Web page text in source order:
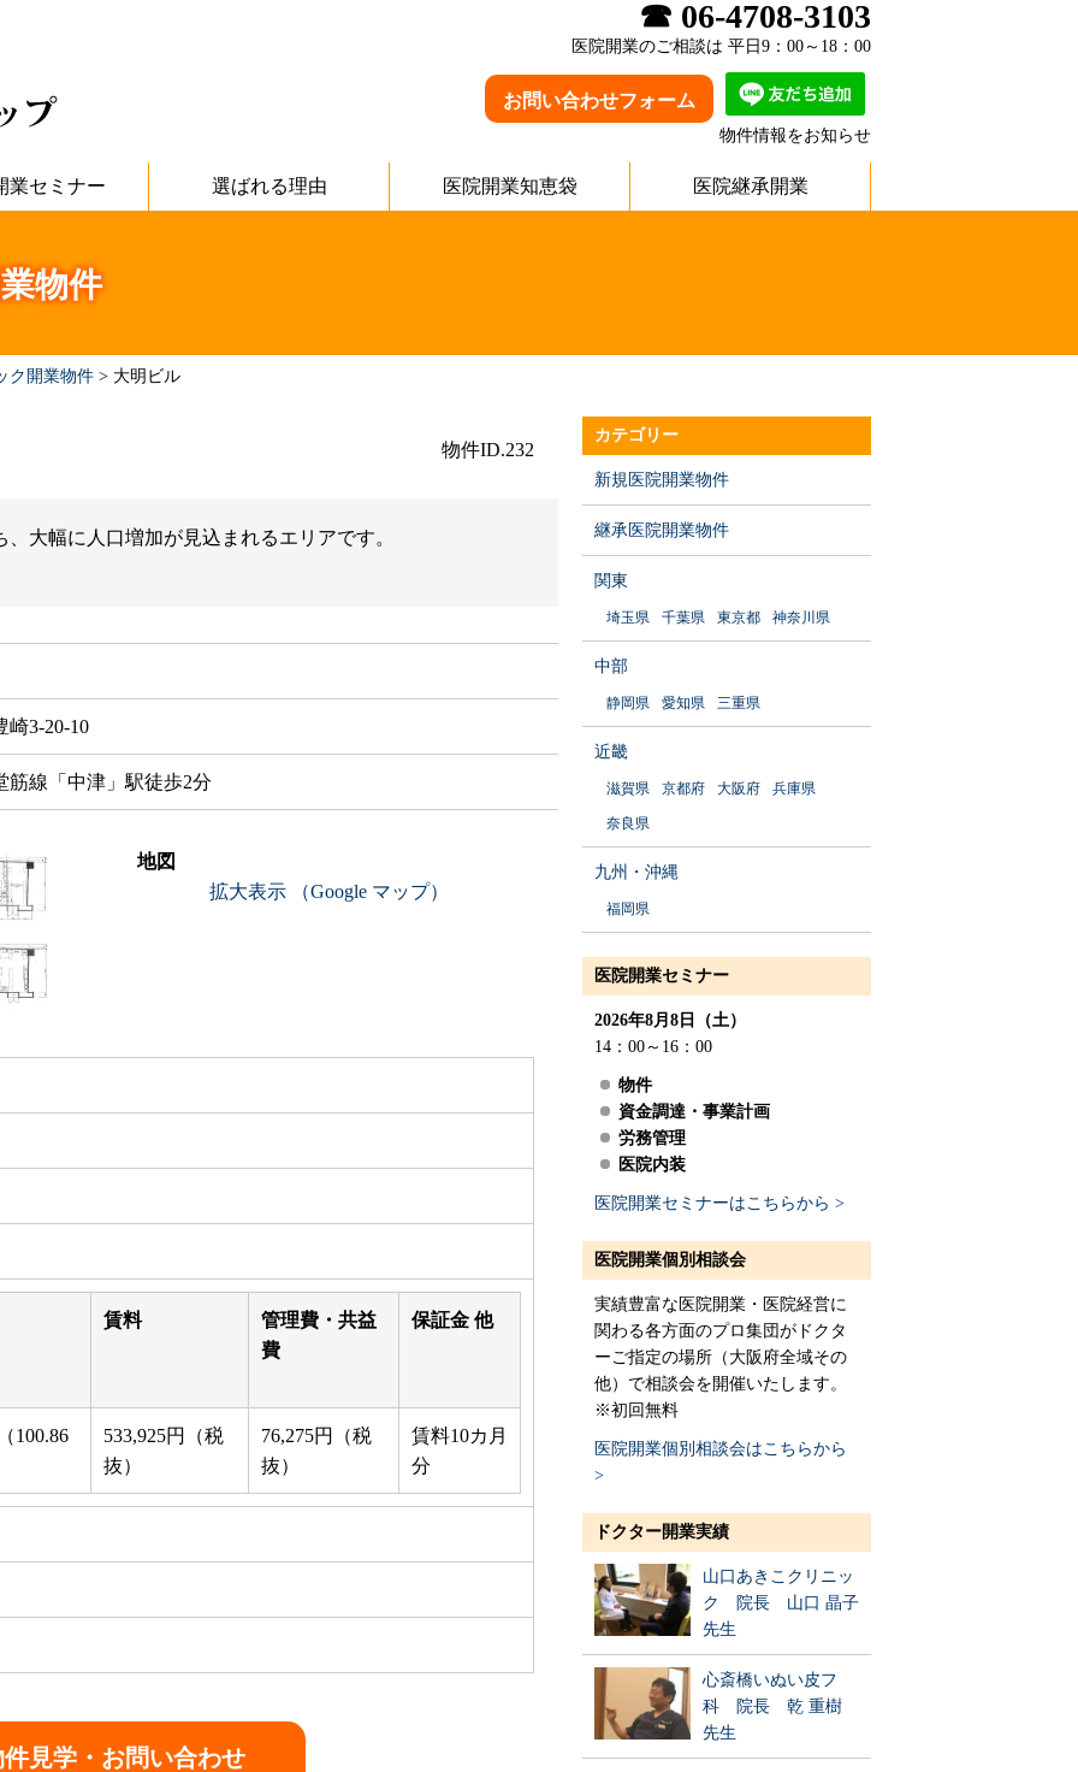
☎ 06-4708-3103
医院開業のご相談は 平日9：00～18：00
お問い合わせフォーム
物件情報をお知らせ
業セミナー 選ばれる理由 医院開業知恵袋 医院継承開業
物件
ク開業物件 > 大明ビル
物件ID.232
大幅に人口増加が見込まれるエリアです。
崎3-20-10
筋線「中津」駅徒歩2分
地図
拡大表示 （Google マップ）
賃料
管理費・共益
費
保証金 他
100.86
533,925円（税
抜）
76,275円（税
抜）
賃料10カ月
分
カテゴリー
新規医院開業物件
継承医院開業物件
関東
埼玉県 千葉県 東京都 神奈川県
中部
静岡県 愛知県 三重県
近畿
滋賀県 京都府 大阪府 兵庫県
奈良県
九州・沖縄
福岡県
医院開業セミナー
2026年8月8日（土）
14：00～16：00
物件
資金調達・事業計画
労務管理
医院内装
医院開業セミナーはこちらから >
医院開業個別相談会
実績豊富な医院開業・医院経営に
関わる各方面のプロ集団がドクタ
ーご指定の場所（大阪府全域その
他）で相談会を開催いたします。
※初回無料
医院開業個別相談会はこちらから
>
ドクター開業実績
山口あきこクリニッ
ク 院長 山口 晶子
先生
心斎橋いぬい皮フ
科 院長 乾 重樹
先生